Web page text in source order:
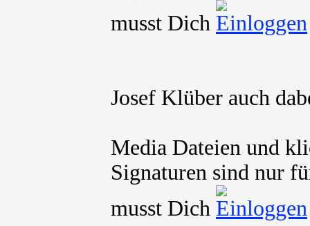
musst Dich
Josef Klüber auch
Media Dateien und
Signaturen sind nur
musst Dich